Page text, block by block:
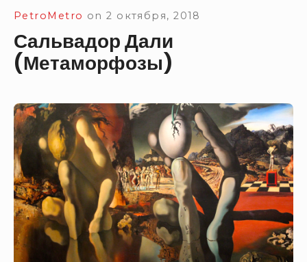
PetroMetro on 2 октября, 2018
Сальвадор Дали
(Метаморфозы)